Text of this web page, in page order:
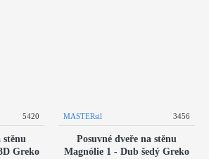
5420
stěnu
Greko
MASTERsil 3456
Posuvné dveře na stěnu
Magnólie 1 - Dub šedý Greko